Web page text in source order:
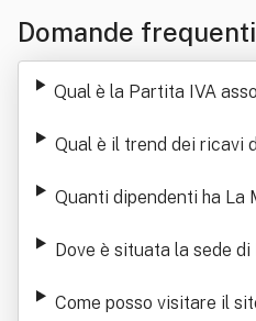
Domande
ca Srl
Qual è la Partita IVA
Qual è il trend dei ricavi
Quanti dipendenti ha La
Dove è situata la sede
Come posso visitare il